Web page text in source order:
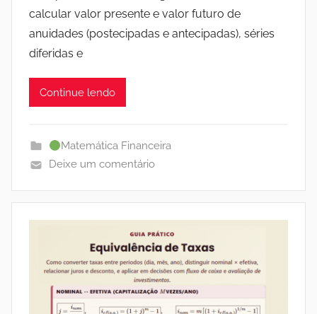
calcular valor presente e valor futuro de
anuidades (postecipadas e antecipadas), séries
diferidas e
Continue lendo
Matemática Financeira
Deixe um comentário